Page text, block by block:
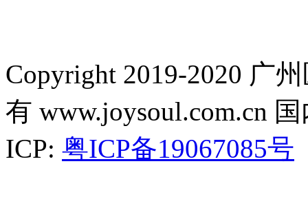
Copyright 2019-2020 广
有 www.joysoul.com.cn
ICP: 粤ICP备19067085号